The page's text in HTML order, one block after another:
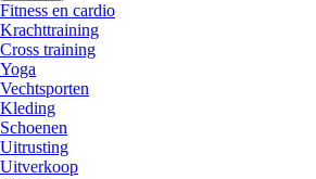
Fitness en cardio
Krachttraining
Cross training
Yoga
Vechtsporten
Kleding
Schoenen
Uitrusting
Uitverkoop